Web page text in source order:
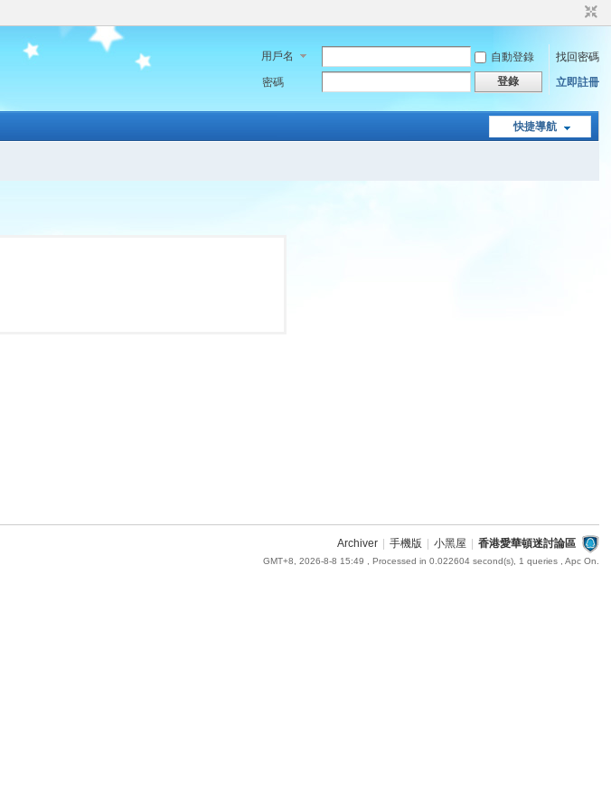
用戶名 自動登錄
找回密碼
密碼
登錄 立即註冊
快捷導航
Archiver 手機版 小黑屋 香港愛華頓迷討論區
GMT+8, 2026-8-8 15:49 , Processed in 0.022604 second(s), 1 queries , Apc On.